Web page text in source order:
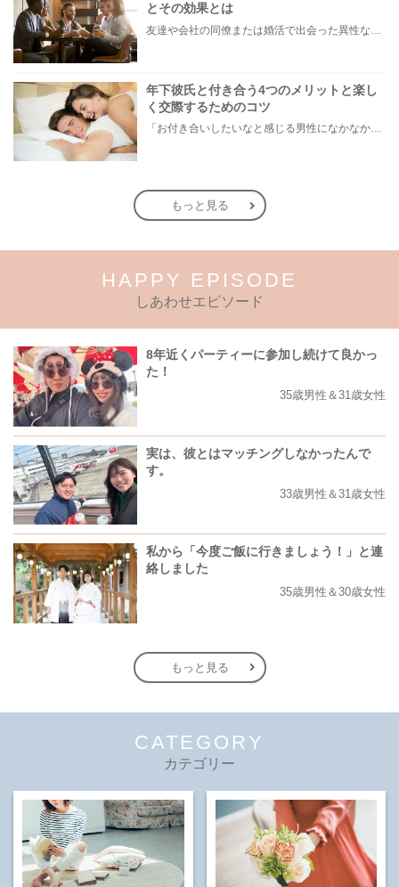
とその効果とは
年下彼氏と付き合う4つのメリットと楽し
く交際するためのコツ
「お付き合いしたいなと感じる男性になかなか出会えない…」といったお悩みを持つ女性もいらっしゃるのでは？ もし今まで同い年や年上男性との出会いばかり探していて出会いが見つからなかったのなら、年下の男性を恋人候補に入れることをおすすめします。 今回は年下彼氏とお付き合いするメリットと、年下彼氏との恋人生活をより楽しむためのポイントをご紹介します。
もっと見る
HAPPY EPISODE
しあわせエピソード
8年近くパーティーに参加し続けて良かっ
た！
35歳男性＆31歳女性
実は、彼とはマッチングしなかったんで
す。
33歳男性＆31歳女性
私から「今度ご飯に行きましょう！」と連
絡しました
35歳男性＆30歳女性
もっと見る
CATEGORY
カテゴリー